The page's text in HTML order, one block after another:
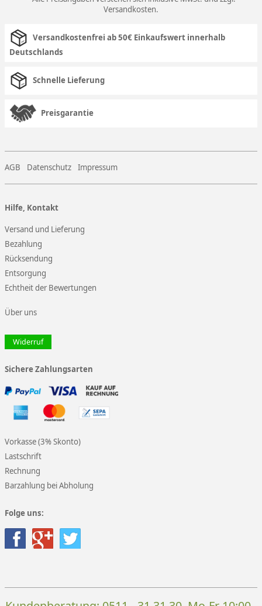
Versandkosten.
Versandkostenfrei ab 50€ Einkaufswert innerhalb
Deutschlands
Schnelle Lieferung
Preisgarantie
AGB Datenschutz Impressum
Hilfe, Kontakt
Versand und Lieferung
Bezahlung
Rücksendung
Entsorgung
Echtheit der Bewertungen
Über uns
Widerruf
Sichere Zahlungsarten
Vorkasse (3% Skonto)
Lastschrift
Rechnung
Barzahlung bei Abholung
Folge uns: